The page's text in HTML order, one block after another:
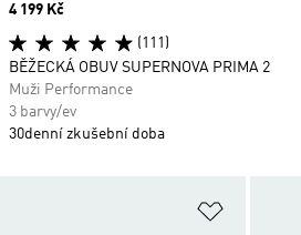
Price
4 199 Kč
(111)
BĚŽECKÁ OBUV SUPERNOVA PRIMA 2
Muži Performance
3 barvy/ev
30denní zkušební doba